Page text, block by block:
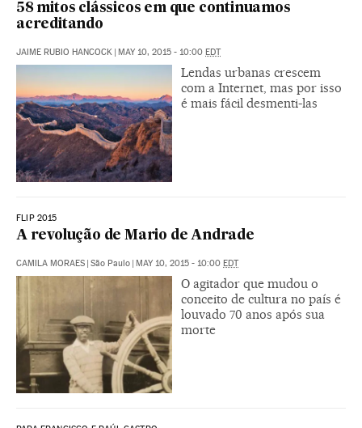
58 mitos clássicos em que continuamos
acreditando
JAIME RUBIO HANCOCK | MAY 10, 2015 - 10:00 EDT
Lendas urbanas crescem
com a Internet, mas por isso
é mais fácil desmenti-las
FLIP 2015
A revolução de Mario de Andrade
CAMILA MORAES | São Paulo | MAY 10, 2015 - 10:00 EDT
O agitador que mudou o
conceito de cultura no país é
louvado 70 anos após sua
morte